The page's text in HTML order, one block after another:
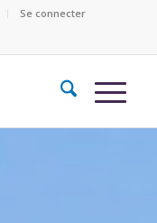
Se connecter